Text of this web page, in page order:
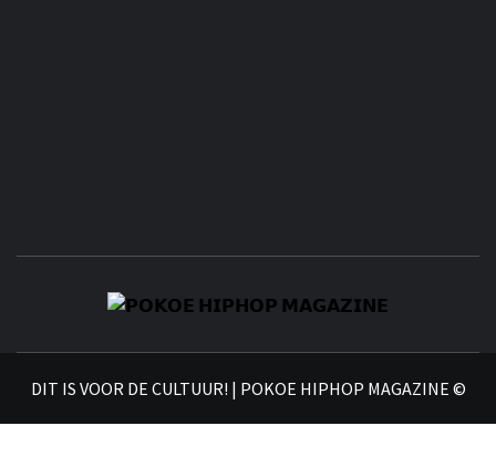
DIT IS VOOR DE CULTUUR! | POKOE HIPHOP MAGAZINE ©